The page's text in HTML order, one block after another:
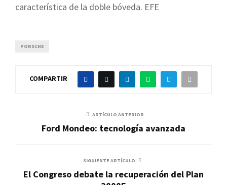
característica de la doble bóveda. EFE
PORSCHE
COMPARTIR
ARTÍCULO ANTERIOR
Ford Mondeo: tecnología avanzada
SIGUIENTE ARTÍCULO
El Congreso debate la recuperación del Plan